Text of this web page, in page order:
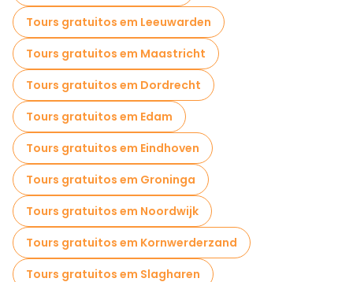
Tours gratuitos em Leeuwarden
Tours gratuitos em Maastricht
Tours gratuitos em Dordrecht
Tours gratuitos em Edam
Tours gratuitos em Eindhoven
Tours gratuitos em Groninga
Tours gratuitos em Noordwijk
Tours gratuitos em Kornwerderzand
Tours gratuitos em Slagharen